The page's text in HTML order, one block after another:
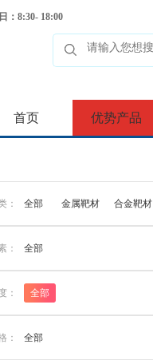
：8:30- 18:00
首页 优势产品
： 全部 金属靶材 合金靶材
： 全部
： 全部
： 全部